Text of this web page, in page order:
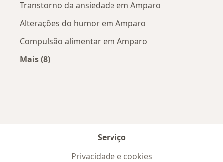
Transtorno da ansiedade em Amparo
Alterações do humor em Amparo
Compulsão alimentar em Amparo
Mais (8)
Serviço
Privacidade e cookies